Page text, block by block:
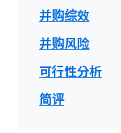
并购综效
并购风险
可行性分析
简评